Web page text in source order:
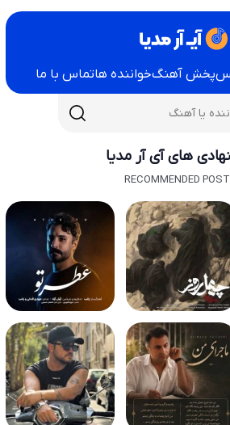
پخش آهنگخواننده هاتماس با ما
های آی آر مدیا
RECOMMENDED